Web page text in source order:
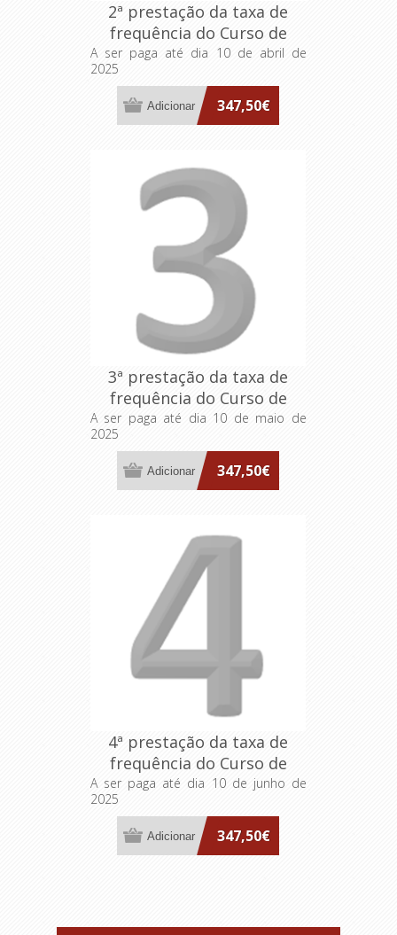
2ª prestação da taxa de
frequência do Curso de
Aprofundamento "Executive
A ser paga até dia 10 de abril de
2025
347,50€
3ª prestação da taxa de
frequência do Curso de
Aprofundamento "Executive
A ser paga até dia 10 de maio de
2025
347,50€
4ª prestação da taxa de
frequência do Curso de
Aprofundamento "Executive
A ser paga até dia 10 de junho de
2025
347,50€